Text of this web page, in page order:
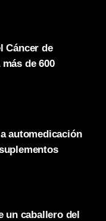
Cáncer de
de 600
automedicación
un caballero del